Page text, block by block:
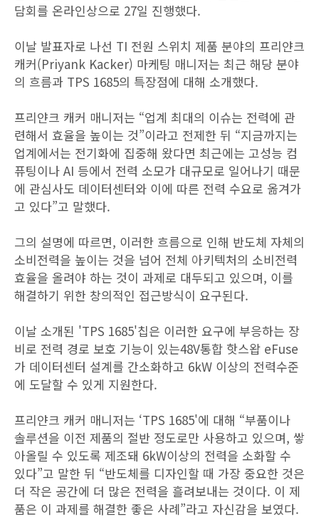
담회를 온라인상으로 27일 진행했다.
이날 발표자로 나선 TI 전원 스위치 제품 분야의 프리얀크
캐커(Priyank Kacker) 마케팅 매니저는 최근 해당 분야
의 흐름과 TPS 1685의 특장점에 대해 소개했다.
프리얀크 캐커 매니저는 “업계 최대의 이슈는 전력에 관
련해서 효율을 높이는 것”이라고 전제한 뒤 “지금까지는
업계에서는 전기화에 집중해 왔다면 최근에는 고성능 컴
퓨팅이나 AI 등에서 전력 소모가 대규모로 일어나기 때문
에 관심사도 데이터센터와 이에 따른 전력 수요로 옮겨가
고 있다”고 말했다.
그의 설명에 따르면, 이러한 흐름으로 인해 반도체 자체의
소비전력을 높이는 것을 넘어 전체 아키텍처의 소비전력
효율을 올려야 하는 것이 과제로 대두되고 있으며, 이를
해결하기 위한 창의적인 접근방식이 요구된다.
이날 소개된 'TPS 1685'칩은 이러한 요구에 부응하는 장
비로 전력 경로 보호 기능이 있는48V통합 핫스왑 eFuse
가 데이터센터 설계를 간소화하고 6kW 이상의 전력수준
에 도달할 수 있게 지원한다.
프리얀크 캐커 매니저는 ‘TPS 1685'에 대해 “부품이나
솔루션을 이전 제품의 절반 정도로만 사용하고 있으며, 쌓
아올릴 수 있도록 제조돼 6kW이상의 전력을 소화할 수
있다”고 말한 뒤 “반도체를 디자인할 때 가장 중요한 것은
더 작은 공간에 더 많은 전력을 흘려보내는 것이다. 이 제
품은 이 과제를 해결한 좋은 사례”라고 자신감을 보였다.